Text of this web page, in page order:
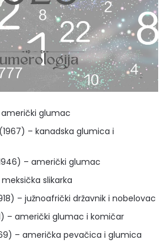
američki glumac
– kanadska glumica i
– američki glumac
slikarka
– južnoafrički državnik i nobelovac
– američki glumac i komičar
– američka pevačica i glumica